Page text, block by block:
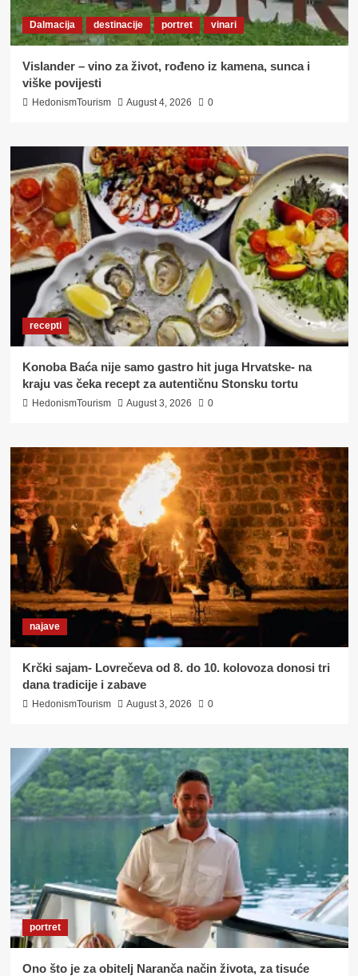
Dalmacija destinacije portret vinari
Vislander – vino za život, rođeno iz kamena, sunca i
viške povijesti
HedonismTourism August 4, 2026 0
recepti
Konoba Baća nije samo gastro hit juga Hrvatske- na
kraju vas čeka recept za autentičnu Stonsku tortu
HedonismTourism August 3, 2026 0
najave
Krčki sajam- Lovrečeva od 8. do 10. kolovoza donosi tri
dana tradicije i zabave
HedonismTourism August 3, 2026 0
portret
Ono što je za obitelj Naranča način života, za tisuće